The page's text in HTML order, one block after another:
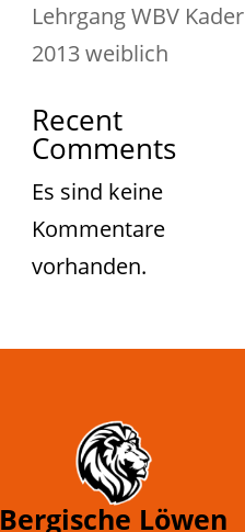
Lehrgang WBV Kader
2013 weiblich
Recent
Comments
Es sind keine
Kommentare
vorhanden.
Bergische Löwen